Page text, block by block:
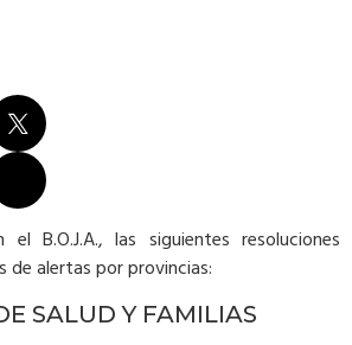
B.O.J.A., las siguientes resoluciones
de alertas por provincias:
SALUD Y FAMILIAS